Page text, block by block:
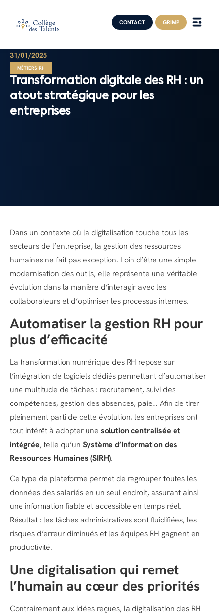
CONTACT GRIMP
31/01/2025
MÉTIERS RH
Transformation digitale des RH : un
atout stratégique pour les
entreprises
Dans un contexte où la digitalisation touche tous les
secteurs de l’entreprise, la gestion des ressources
humaines ne fait pas exception. Loin d’être une simple
modernisation des outils, elle représente une véritable
évolution dans la manière d’interagir avec les
collaborateurs et d’optimiser les processus internes.
Automatiser la gestion RH pour
plus d’efficacité
La transformation numérique des RH repose sur
l’intégration de logiciels dédiés permettant d’automatiser
une multitude de tâches : recrutement, suivi des
compétences, gestion des absences, paie… Afin de tirer
pleinement parti de cette évolution, les entreprises ont
tout intérêt à adopter une solution centralisée et
intégrée, telle qu’un Système d’Information des
Ressources Humaines (SIRH).
Ce type de plateforme permet de regrouper toutes les
données des salariés en un seul endroit, assurant ainsi
une information fiable et accessible en temps réel.
Résultat : les tâches administratives sont fluidifiées, les
risques d’erreur diminués et les équipes RH gagnent en
productivité.
Une digitalisation qui remet
l’humain au cœur des priorités
Contrairement aux idées reçues, la digitalisation des RH